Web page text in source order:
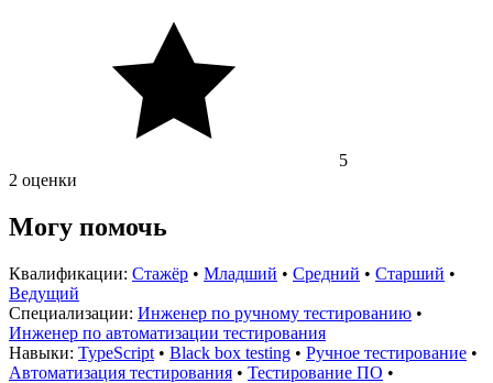
5
2 оценки
Могу помочь
Квалификации: Стажёр • Младший • Средний • Старший •
Ведущий
Специализации: Инженер по ручному тестированию •
Инженер по автоматизации тестирования
Навыки: TypeScript • Black box testing • Ручное тестирование •
Автоматизация тестирования • Тестирование ПО •